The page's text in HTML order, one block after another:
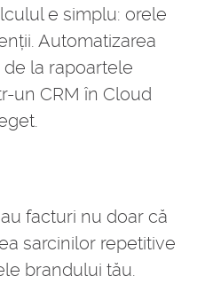
e simplu: orele
Automatizarea
la rapoartele
un CRM în Cloud
facturi nu doar că
sarcinilor repetitive
brandului tău.